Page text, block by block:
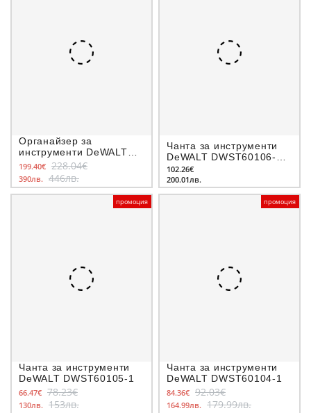
Органайзер за
инструменти DeWALT
DWST08330-1,
Toughsystem 2.0
199.40€ 228.04€
390лв. 446лв.
Чанта за инструменти
DeWALT DWST60106-1,
тип кошница
102.26€
200.01лв.
промоция
Чанта за инструменти
DeWALT DWST60105-1
66.47€ 78.23€
130лв. 153лв.
промоция
Чанта за инструменти
DeWALT DWST60104-1
84.36€ 92.03€
164.99лв. 179.99лв.